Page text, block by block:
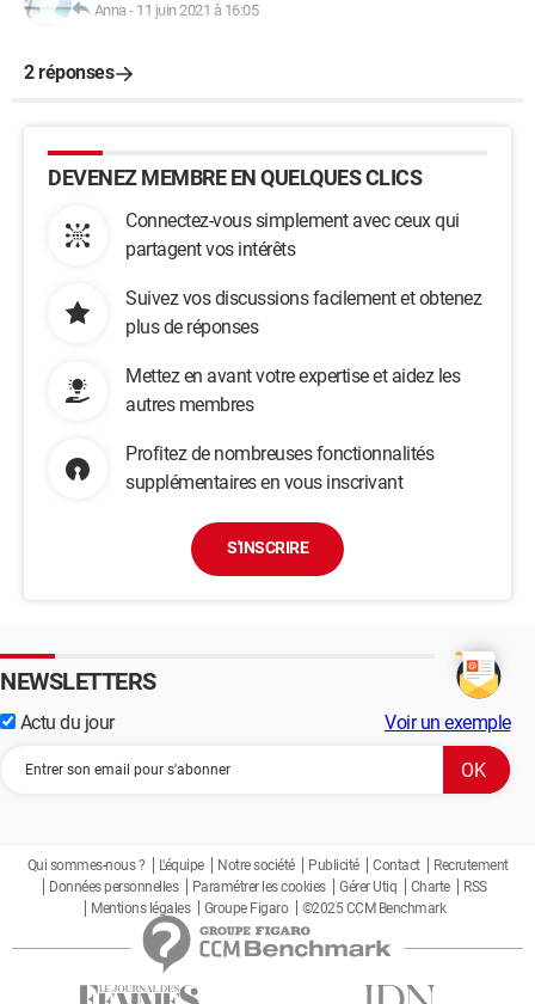
Anna - 11 juin 2021 à 16:05
2 réponses
DEVENEZ MEMBRE EN QUELQUES CLICS
Connectez-vous simplement avec ceux qui
partagent vos intérêts
Suivez vos discussions facilement et obtenez
plus de réponses
Mettez en avant votre expertise et aidez les
autres membres
Profitez de nombreuses fonctionnalités
supplémentaires en vous inscrivant
S'INSCRIRE
NEWSLETTERS
Actu du jour Voir un exemple
Qui sommes-nous ? L'équipe Notre société Publicité Contact
Recrutement
Données personnelles
Paramétrer les cookies Gérer Utiq Charte
RSS
Mentions légales
Groupe Figaro ©2025 CCM Benchmark